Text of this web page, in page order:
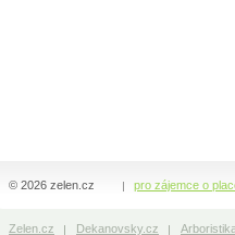
pro zájemce o
© 2026 zelen.cz
Zelen.cz Dekanovsky.cz